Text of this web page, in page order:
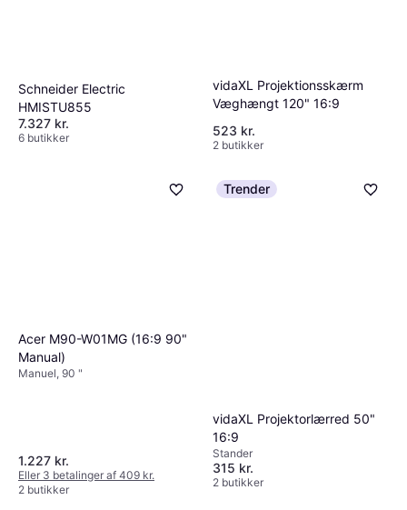
Schneider Electric
HMISTU855
7.327 kr.
6 butikker
vidaXL Projektionsskærm
Væghængt 120" 16:9
523 kr.
2 butikker
Acer M90-W01MG (16:9 90"
Manual)
Manuel, 90 "
1.227 kr.
Eller 3 betalinger af 409 kr.
2 butikker
Trender
vidaXL Projektorlærred 50"
16:9
Stander
315 kr.
2 butikker